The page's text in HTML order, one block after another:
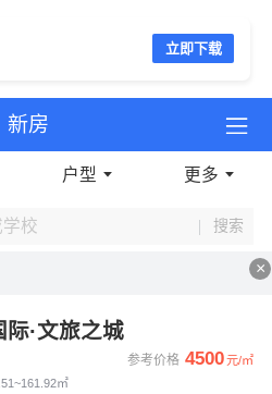
立即下载
新房
户型 更多
搜索
×
际·文旅之城
参考价格 4500元/㎡
㎡